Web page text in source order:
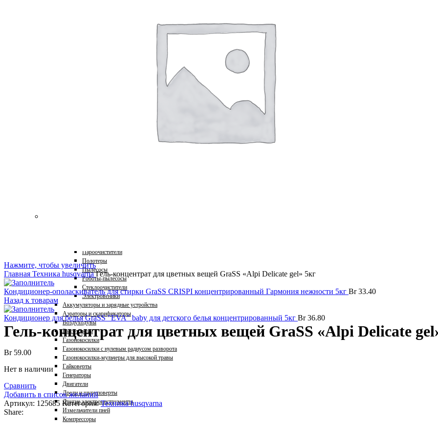
для Мотоблоков и Культиваторов
Пароочистители
Полотеры
Пылесосы
Роботы-пылесосы
Стеклоочистители
Электровеники
Аккумуляторы и зарядные устройства
Аэраторы и скарификаторы
Воздуходувы
Высоторезы
Газонокосилки
Газонокосилки с нулевым радиусом разворота
Газонокосилки-мульчеры для высокой травы
Гайковерты
Генераторы
Двигатели
Дрели и шуруповерты
Другие электроинструменты
Измельчители пней
Компрессоры
Нажмите, чтобы увеличить
Главная Техника husqvarnaГель-концентрат для цветных вещей GraSS «Alpi Delicate gel» 5кг
Кондиционер-ополаскиватель для стирки GraSS CRISPI концентрированный Гармония нежности 5кг Br33.40
Назад к товарам
Кондиционер для белья GraSS "EVA" baby для детского белья концентрированный 5кг Br36.80
Гель-концентрат для цветных вещей GraSS «Alpi Delicate
Br59.00
Нет в наличии
Сравнить
Добавить в список желаний
Артикул: 125685 Категория: Техника husqvarna
Share: